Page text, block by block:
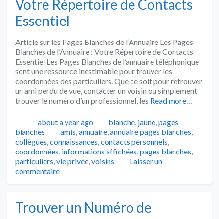
Votre Répertoire de Contacts
Essentiel
Article sur les Pages Blanches de l’Annuaire Les Pages
Blanches de l’Annuaire : Votre Répertoire de Contacts
Essentiel Les Pages Blanches de l’annuaire téléphonique
sont une ressource inestimable pour trouver les
coordonnées des particuliers. Que ce soit pour retrouver
un ami perdu de vue, contacter un voisin ou simplement
trouver le numéro d’un professionnel, les Read more…
Publié
about a year ago Catégories
blanche, jaune,pages
blanches
Tags
amis,annuaire,annuaire pages blanches,
collègues,connaissances,contacts personnels,
coordonnées, informations affichées,pages blanches,
particuliers,vie privée,voisins
Laisser un
commentaire
Trouver un Numéro de